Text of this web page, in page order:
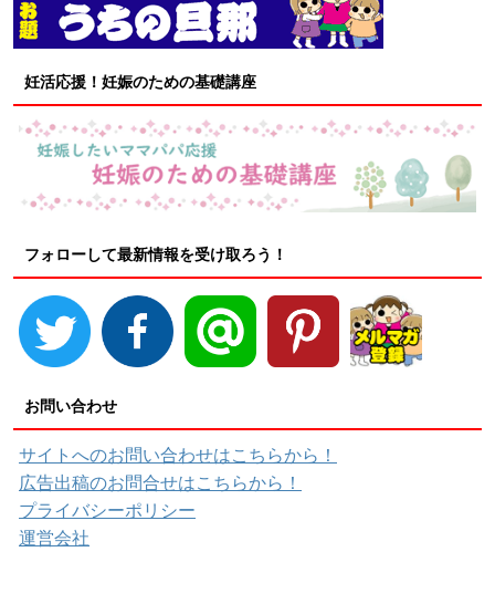
妊活応援！妊娠のための基礎講座
フォローして最新情報を受け取ろう！
お問い合わせ
サイトへのお問い合わせはこちらから！
広告出稿のお問合せはこちらから！
プライバシーポリシー
運営会社